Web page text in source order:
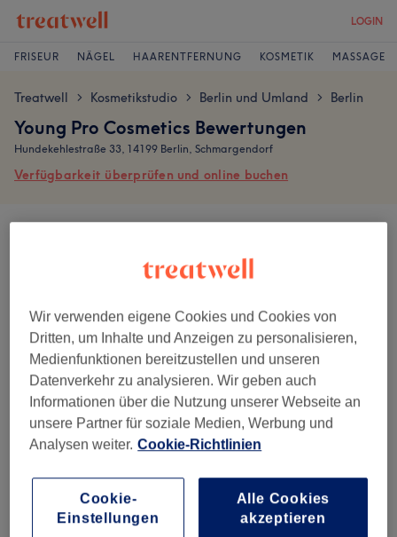
LOGIN
FRISEUR NÄGEL HAARENTFERNUNG KOSMETIK MASSAGE
Treatwell > Kosmetikstudio > Berlin und Umland > Berlin
Young Pro Cosmetics Bewertungen
Hundekehlestraße 33, 14199 Berlin, Schmargendorf
Verfügbarkeit überprüfen und online buchen
5,0 6 Bewertungen
Ambiente
Sauberkeit
Service
Bewertungen filtern
Wir verwenden eigene Cookies und Cookies von
Dritten, um Inhalte und Anzeigen zu personalisieren,
Medienfunktionen bereitzustellen und unseren
Datenverkehr zu analysieren. Wir geben auch
Informationen über die Nutzung unserer Webseite an
unsere Partner für soziale Medien, Werbung und
Analysen weiter. Cookie-Richtlinien
Cookie-
Einstellungen
Alle Cookies
akzeptieren